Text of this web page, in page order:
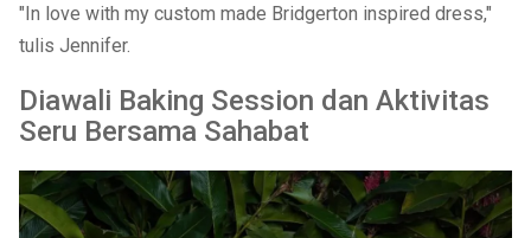
"In love with my custom made Bridgerton inspired dress,"
tulis Jennifer.
Diawali Baking Session dan Aktivitas
Seru Bersama Sahabat